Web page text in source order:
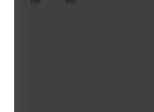
frei frei